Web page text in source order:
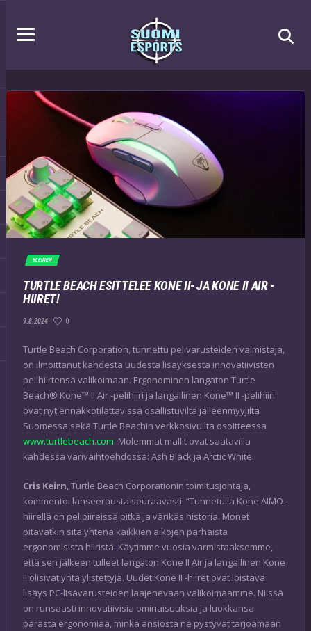
YLEINEN
TURTLE BEACH ESITTELEE KONE II- JA KONE II AIR -
HIIRET!
9.8.2024 0
Turtle Beach Corporation, tunnettu pelivarusteiden valmistaja,
on ilmoittanut kahdesta uudesta lisäyksestä innovatiivisten
pelihiirtensä valikoimaan. Ergonominen langaton Turtle
Beach® Kone™ II Air -pelihiiri ja langallinen Kone™ II -pelihiiri
ovat nyt ennakkotilattavissa osallistuvilta jälleenmyyjiltä
Suomessa sekä Turtle Beachin verkkosivuilta osoitteessa
www.turtlebeach.com. Molemmat mallit ovat saatavilla
kahdessa värivaihtoehdossa: Ash Black ja Arctic White.
Cris Keirn, Turtle Beach Corporationin toimitusjohtaja,
kommentoi lanseerausta seuraavasti: “Tunnetulla Kone AIMO -
hiirellä on pelipiireissä pitkä ja värikäs historia. Monet
pitävätkin sitä yhtenä kaikkien aikojen parhaista
ergonomisista hiiristä. Käytimme vuosia varmistaaksemme,
että sen jälkeen tulleet langaton Kone II Air ja langallinen Kone
II olisivat yhtä ylistettyjä. Uudet Kone II -hiiret ovat loistava
lisäys PC-lisävarusteiden laajenevaan valikoimaamme. Niissä
on runsaasti innovatiivisia ominaisuuksia ja luokkansa
parasta ergonomiaa, minkä ansiosta ne pystyvät tarjoamaan